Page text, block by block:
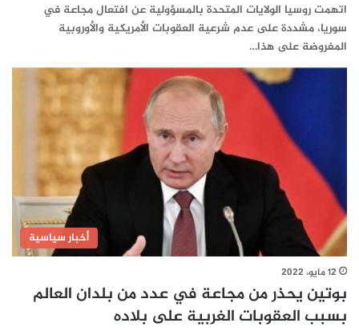
اتهمت روسيا الولايات المتحدة بالمسؤولية عن افتعال مجاعة في
سوريا، مشددة على عدم شرعية العقوبات الأمريكية والأوروبية
المفروضة على هذا…
أخبار سياسية
12 مايو، 2022
بوتين يحذر من مجاعة في عدد من بلدان العالم
بسبب العقوبات الغربية على بلاده